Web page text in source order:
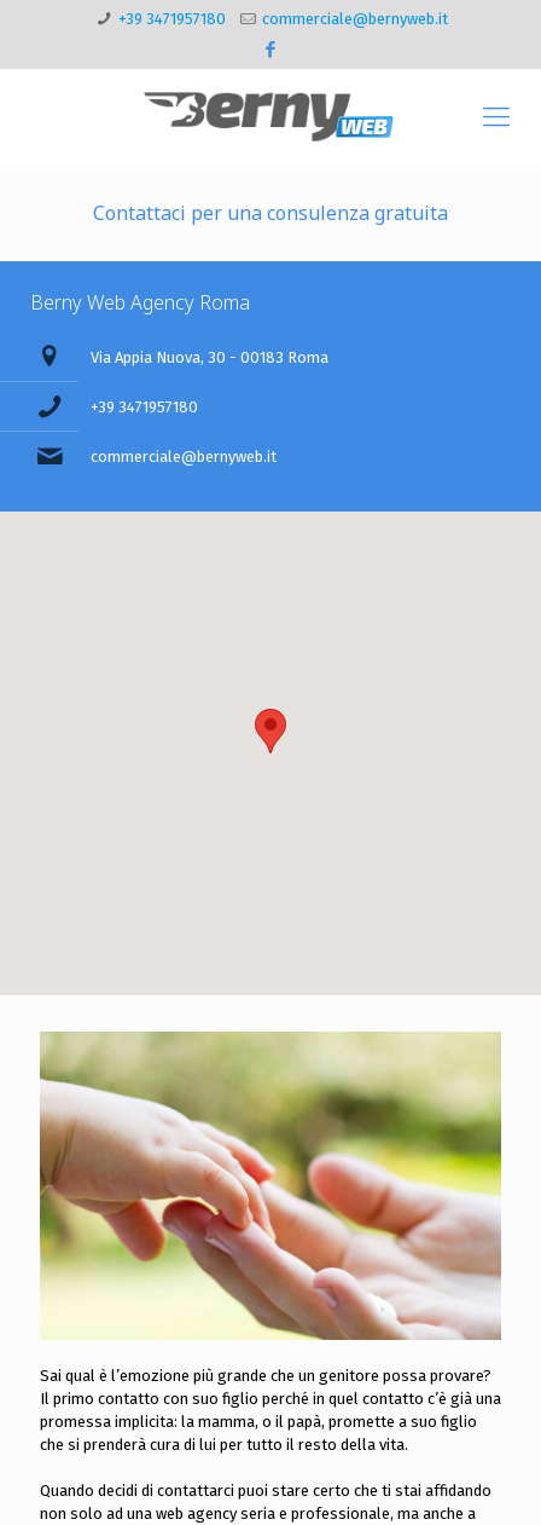
+39 3471957180 commerciale@bernyweb.it
Contattaci per una consulenza gratuita
Berny Web Agency Roma
Via Appia Nuova, 30 - 00183 Roma
+39 3471957180
commerciale@bernyweb.it
Sai qual è l’emozione più grande che un genitore possa provare?
Il primo contatto con suo figlio perché in quel contatto c’è già una
promessa implicita: la mamma, o il papà, promette a suo figlio
che si prenderà cura di lui per tutto il resto della vita.
Quando decidi di contattarci puoi stare certo che ti stai affidando
non solo ad una web agency seria e professionale, ma anche a